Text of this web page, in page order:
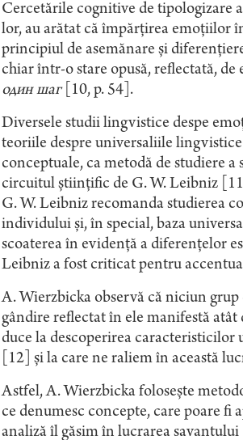
Cercetările cognitive de tipologizare
lor, au arătat că împărţirea emoţiilor
principiul de asemănare şi
chiar într-o stare opusă, reflectată,
один шаг [10, p. 54].
Diversele studii lingvistice despe
teoriile despre universaliile
conceptuale, ca metodă de studiere
circuitul ştiinţific de G. W. Leibniz
G. W. Leibniz recomanda studierea
individului şi, în special, baza
scoaterea în evidenţă a diferenţelor
Leibniz a fost criticat pentru
A. Wierzbicka observă că niciun grup
gândire reflectat în ele manifestă
duce la descoperirea caracteristicilor
[12] şi la care ne raliem în această
Astfel, A. Wierzbicka foloseşte
ce denumesc concepte, care poare
analiză îl găsim în lucrarea